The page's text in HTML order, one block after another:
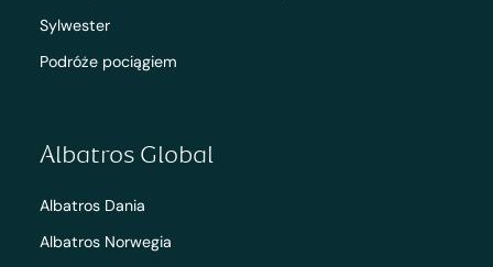
Sylwester
Podróże pociągiem
Albatros Global
Albatros Dania
Albatros Norwegia